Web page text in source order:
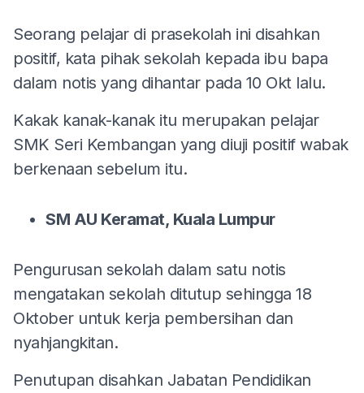
Seorang pelajar di prasekolah ini disahkan
positif, kata pihak sekolah kepada ibu bapa
dalam notis yang dihantar pada 10 Okt lalu.
Kakak kanak-kanak itu merupakan pelajar
SMK Seri Kembangan yang diuji positif wabak
berkenaan sebelum itu.
SM AU Keramat, Kuala Lumpur
Pengurusan sekolah dalam satu notis
mengatakan sekolah ditutup sehingga 18
Oktober untuk kerja pembersihan dan
nyahjangkitan.
Penutupan disahkan Jabatan Pendidikan